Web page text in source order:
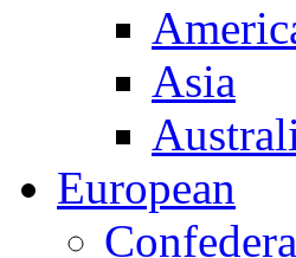
Asia
European